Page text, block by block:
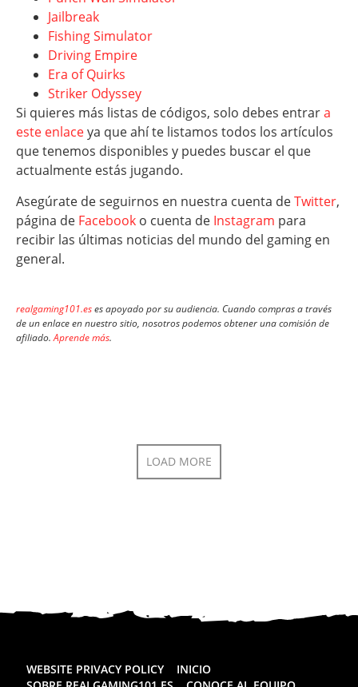
Jailbreak
Fishing Simulator
Driving Empire
Era of Quirks
Striker Odyssey
Si quieres más listas de códigos, solo debes entrara
este enlaceya que ahí te listamos todos los artículos
que tenemos disponibles y puedes buscar el que
actualmente estás jugando.
Asegúrate de seguirnos en nuestra cuenta deTwitter,
página de Facebook o cuenta de Instagram para
recibir las últimas noticias del mundo del gaming en
general.
realgaming101.eses apoyado por su audiencia. Cuando compras a través
de un enlace en nuestro sitio, nosotros podemos obtener una comisión de
afiliado.Aprende más.
LOAD MORE
WEBSITE PRIVACY POLICY
INICIO